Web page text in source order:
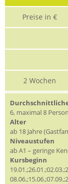
Preise in €
2 Wochen
6, maximal 8
Alter
ab 18 Jahre
Niveaustufen
ab A1 – geringe
Kursbeginn